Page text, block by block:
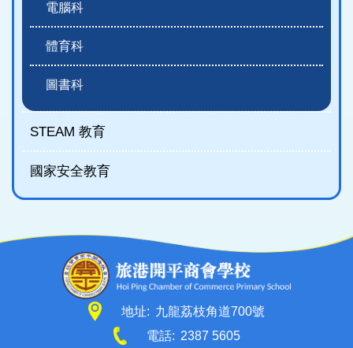
電腦科
體育科
圖書科
STEAM 教育
國家安全教育
地址: 九龍荔枝角道700號
電話: 2387 5605